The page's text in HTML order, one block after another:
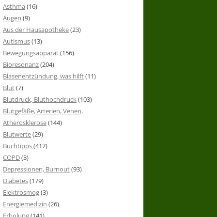
Asthma (16)
Augen (9)
Aus der Hausapotheke(23)
Autismus(13)
Bewegungsapparat(156)
Bioresonanz(204)
Blasenentzündung, was hilft(11)
Blut(7)
Blutdruck, Bluthochdruck(103)
Blutgefäße, Arterien, Venen,
Atherosklerose(144)
Blutwerte(29)
Buchtipps(417)
COPD(3)
Depressionen, Burnout(93)
Diabetes(179)
Elektrosmog(3)
Energiemedizin (26)